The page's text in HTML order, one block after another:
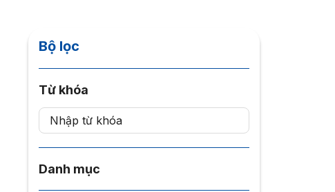
Bộ lọc
Từ khóa
Danh mục